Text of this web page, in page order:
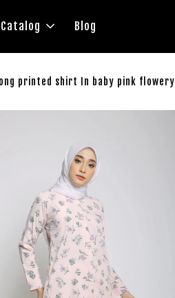
Catalog Blog
printed shirt In baby pink flowery